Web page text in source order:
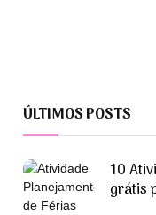
ÚLTIMOS POSTS
10
grátis